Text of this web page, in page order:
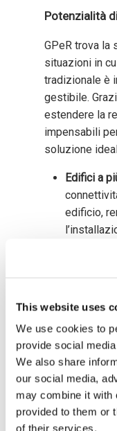
This website uses
We use cookies to
provide social
We also share
our social media,
may combine it with
provided to them or
of their services.
Potenzialità
GPeR trova la
situazioni in
tradizionale è
gestibile.
estendere la
impensabili
soluzione
Edifici a
edificio,
in
Ambienti
con
o zone